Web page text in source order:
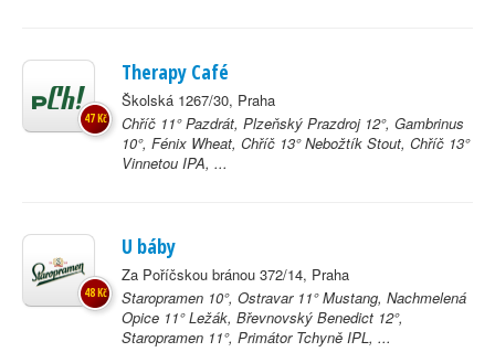
Therapy Café
Školská 1267/30, Praha
Chříč 11° Pazdrát, Plzeňský Prazdroj 12°, Gambrinus
10°, Fénix Wheat, Chříč 13° Nebožtík Stout, Chříč 13°
Vinnetou IPA, ...
47 Kč
U báby
Za Poříčskou bránou 372/14, Praha
Staropramen 10°, Ostravar 11° Mustang, Nachmelená
Opice 11° Ležák, Břevnovský Benedict 12°,
Staropramen 11°, Primátor Tchyně IPL, ...
48 Kč